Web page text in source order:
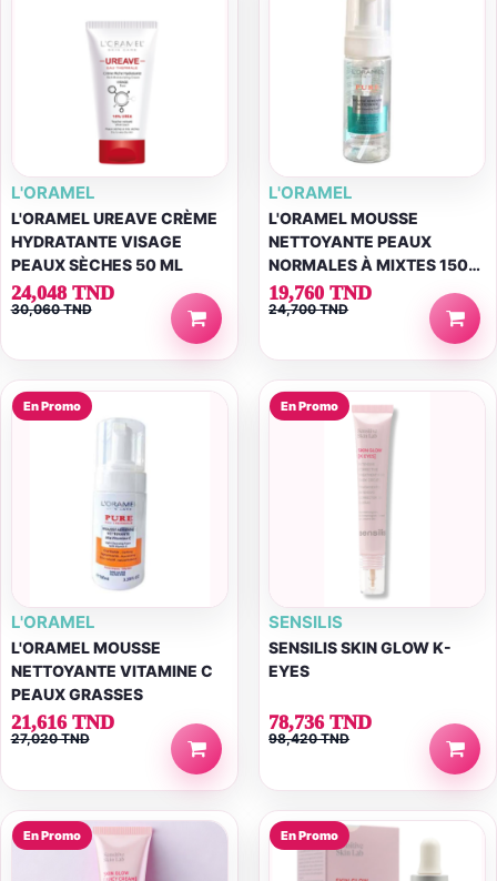
L'ORAMEL
L'ORAMEL UREAVE CRÈME
HYDRATANTE VISAGE
PEAUX SÈCHES 50 ML
24,048 TND
30,060 TND
L'ORAMEL
L'ORAMEL MOUSSE
NETTOYANTE PEAUX
NORMALES À MIXTES 150
ML
19,760 TND
24,700 TND
En Promo
L'ORAMEL
L'ORAMEL MOUSSE
NETTOYANTE VITAMINE C
PEAUX GRASSES
21,616 TND
27,020 TND
En Promo
SENSILIS
SENSILIS SKIN GLOW K-
EYES
78,736 TND
98,420 TND
En Promo En Promo